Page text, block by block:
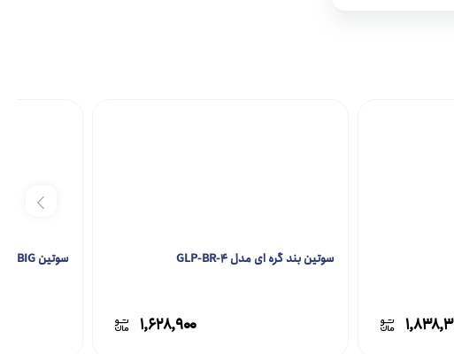
سوتین بند گره ای مدل GLP-BR-4
۱,۶۲۸,۹۰۰
سوتین BIG مدل GLP-BR-3